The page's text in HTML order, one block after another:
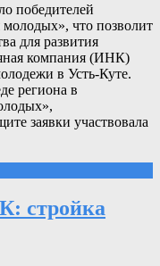
победителей
молодых», что позволит
для развития
компания (ИНК)
в Усть-Куте.
региона в
заявки участвовала
стройка